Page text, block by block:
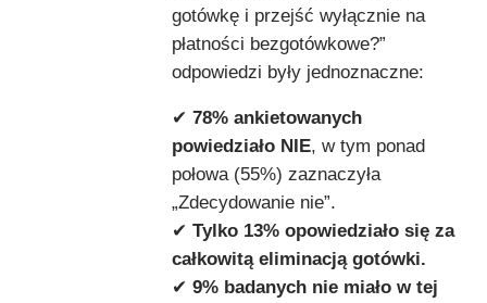
gotówkę i przejść wyłącznie na
płatności bezgotówkowe?”
odpowiedzi były jednoznaczne:
✔ 78% ankietowanych
powiedziało NIE, w tym ponad
połowa (55%) zaznaczyła
„Zdecydowanie nie”.
✔ Tylko 13% opowiedziało się za
całkowitą eliminacją gotówki.
✔ 9% badanych nie miało w tej